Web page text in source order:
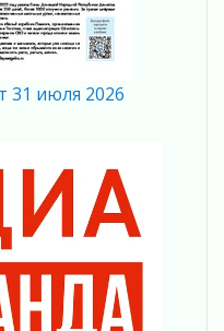
Ленинградец»
заветной цели
акция «Белый
31 июля 2026